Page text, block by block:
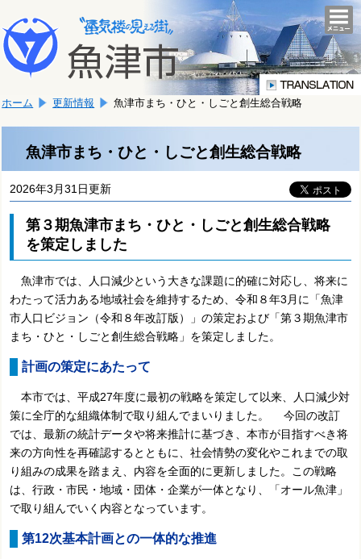
文
へ
移
ま
す。
こ
か
文
ホーム 更新情報 魚津市まち・ひと・しごと創生総合戦略
魚津市まち・ひと・しごと創生総合戦略
2026年3月31日更新
第３期魚津市まち・ひと・しごと創生総合戦略
を策定しました
魚津市では、人口減少という大きな課題に的確に対応し、将来に
わたって活力ある地域社会を維持するため、令和８年3月に「魚津
市人口ビジョン（令和８年改訂版）」の策定および「第３期魚津市
まち・ひと・しごと創生総合戦略」を策定しました。
計画の策定にあたって
本市では、平成27年度に最初の戦略を策定して以来、人口減少対
策に全庁的な組織体制で取り組んでまいりました。 今回の改訂
では、最新の統計データや将来推計に基づき、本市が目指すべき将
来の方向性を再確認するとともに、社会情勢の変化やこれまでの取
り組みの成果を踏まえ、内容を全面的に更新しました。この戦略
は、行政・市民・地域・団体・企業が一体となり、「オール魚津」
で取り組んでいく内容となっています。
第12次基本計画との一体的な推進